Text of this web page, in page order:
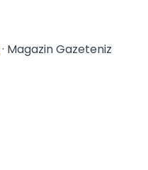
· Magazin Gazeteniz